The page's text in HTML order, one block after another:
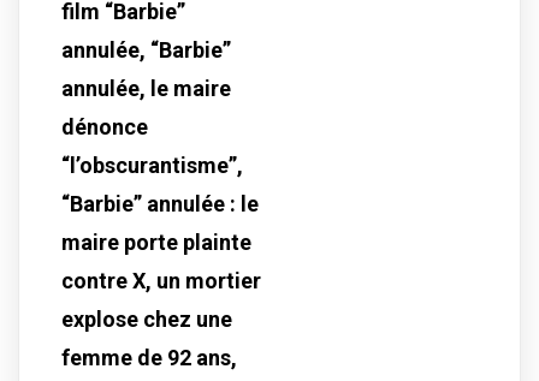
film “Barbie”
annulée, “Barbie”
annulée, le maire
dénonce
“l’obscurantisme”,
“Barbie” annulée : le
maire porte plainte
contre X, un mortier
explose chez une
femme de 92 ans,